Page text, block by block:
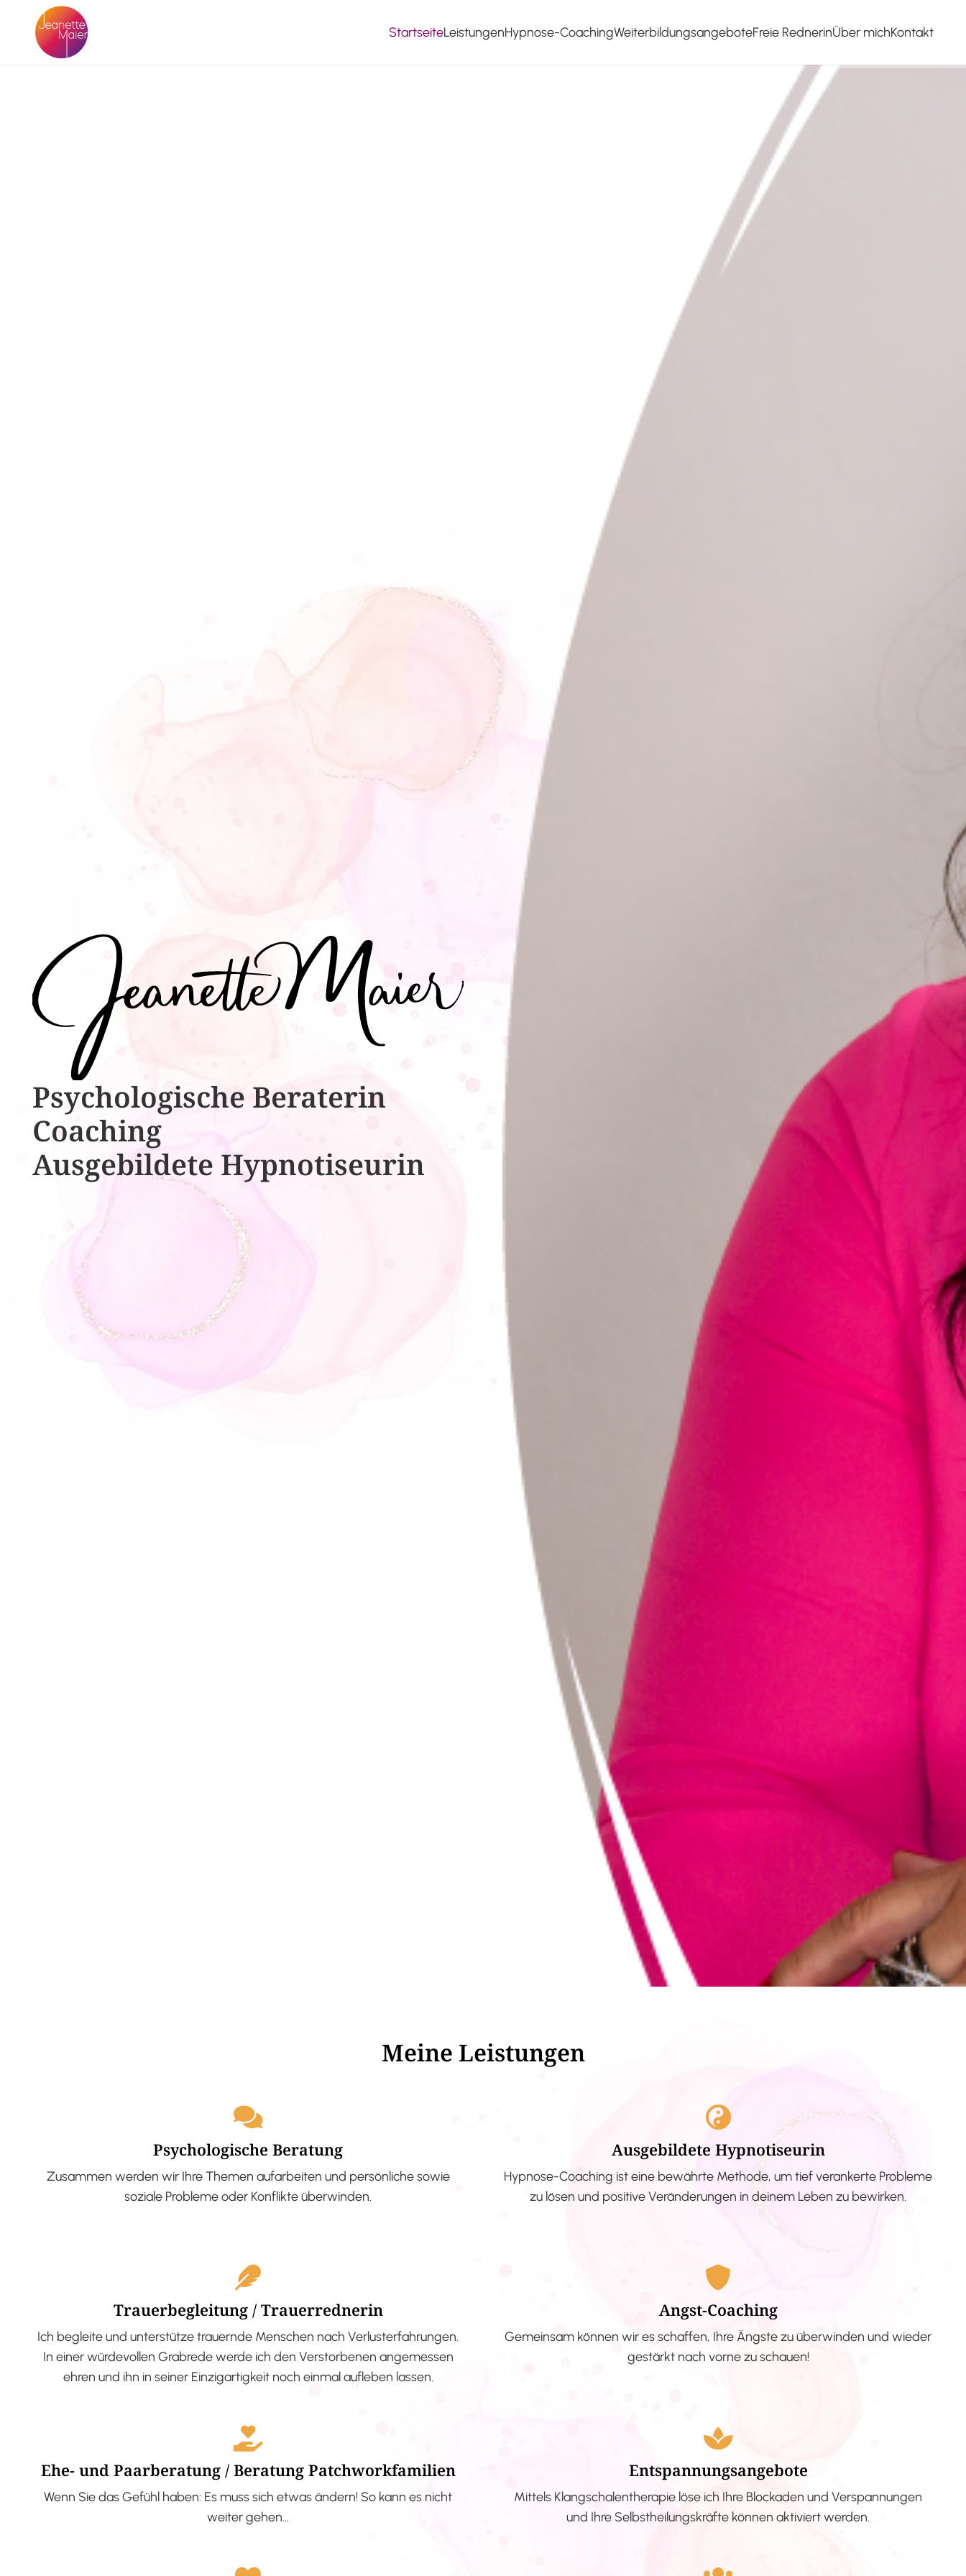
StartseiteLeistungenHypnose-CoachingWeiterbildungsangeboteFreie RednerinÜber michKontakt
Psychologische ​​Beraterin
Coaching
Ausgebildete​ ​Hypnotiseurin
Meine Leistungen
Psychologische Beratung
Zusammen werden wir Ihre Themen aufarbeiten und persönliche sowie
soziale Probleme oder Konflikte überwinden.
Ausgebildete Hypnotiseurin
Hypnose-Coaching ist eine bewährte Methode, um tief verankerte Probleme
zu lösen und positive Veränderungen in deinem Leben zu bewirken.
Trauerbegleitung / Trauerrednerin
Ich begleite und unterstütze trauernde Menschen nach Verlusterfahrungen.
In einer würdevollen Grabrede werde ich den Verstorbenen angemessen
ehren und ihn in seiner Einzigartigkeit noch einmal aufleben lassen.
Angst-Coaching
Gemeinsam können wir es schaffen, Ihre Ängste zu überwinden und wieder
gestärkt nach vorne zu schauen!
Ehe- und Paarberatung / Beratung Patchworkfamilien
Wenn Sie das Gefühl haben: Es muss sich etwas ändern! So kann es nicht
weiter gehen…
Entspannungsangebote
Mittels Klangschalentherapie löse ich Ihre Blockaden und Verspannungen
und Ihre Selbstheilungskräfte können aktiviert werden.